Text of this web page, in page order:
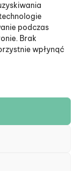
podczas
Brak
wpłynąć